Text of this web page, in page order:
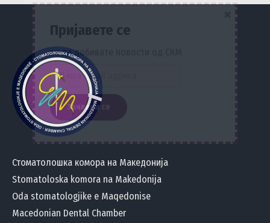
Стоматолошка комора на Македонија
Stomatoloska komora na Makedonija
Oda stomatologjike e Maqedonise
Macedonian Dental Chamber
Пријавете се
за да добивате новости од СКМ